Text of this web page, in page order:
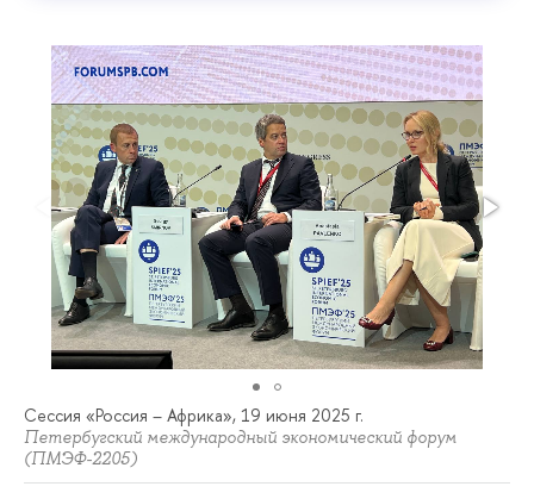
Сессия «Россия – Африка», 19 июня 2025 г.
Петербугский международный экономический форум
(ПМЭФ-2205)